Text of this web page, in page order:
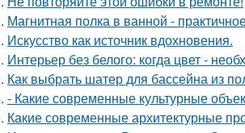
Магнитная полка в ванной -
Искусство как источник вдохновения.
Интерьер без белого: когда цвет -
Как выбрать шатер для бассейна из
- Какие современные культурные
Какие современные архитектурные